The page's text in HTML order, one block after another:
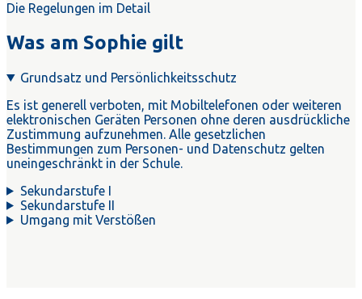
Die Regelungen im Detail
Was am Sophie gilt
Grundsatz und Persönlichkeitsschutz
Es ist generell verboten, mit Mobiltelefonen oder weiteren
elektronischen Geräten Personen ohne deren ausdrückliche
Zustimmung aufzunehmen. Alle gesetzlichen
Bestimmungen zum Personen- und Datenschutz gelten
uneingeschränkt in der Schule.
Sekundarstufe I
Sekundarstufe II
Umgang mit Verstößen